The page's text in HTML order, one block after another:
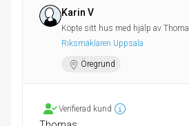
Karin V
Köpte sitt hus med hjälp av
Riksmäklaren Uppsala
Öregrund
Verifierad kund